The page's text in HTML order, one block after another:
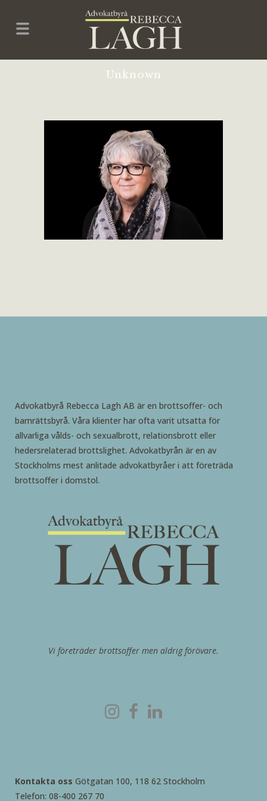
Unknown
Advokatbyrå Rebecca Lagh AB är en brottsoffer- och
barnrättsbyrå. Våra klienter har ofta varit utsatta för
allvarliga vålds- och sexualbrott, relationsbrott eller
hedersrelaterad brottslighet. Advokatbyrån är en av
Stockholms mest anlitade advokatbyråer i att företräda
brottsoffer i domstol.
Vi företräder brottsoffer men aldrig förövare.
Kontakta oss Götgatan 100, 118 62 Stockholm
Telefon: 08-400 267 70